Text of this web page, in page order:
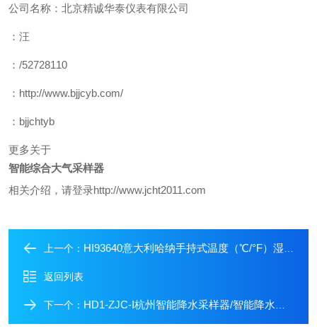
公司名称：北京精诚华泰仪表有限公司
：汪
：/52728110
：http://www.bjjcyb.com/
：bjjchtyb
更多关于
智能综合大气采样器
相关介绍，请登录http://www.jcht2011.com
上一个： HI93640意大利哈纳手持式温度（℃/°F）湿度（RH）测定
返回列表
下一个： HD1-ZJC-Ⅰ杭州智能降水采样器/智能降水采样器厂家